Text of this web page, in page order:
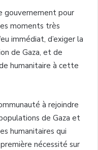
gouvernement pour
moments très
immédiat, d’exiger la
de Gaza, et de
humanitaire à cette
à rejoindre
de Gaza et
humanitaires qui
nécessité sur